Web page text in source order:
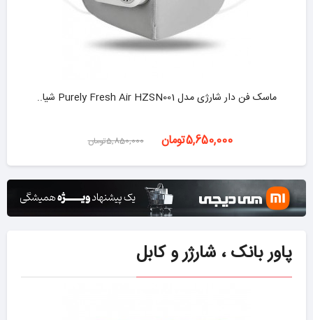
-3% ماسک فن دار شارژی مدل Purely Fresh Air HZSN001 شیا..
5,650,000تومان 5,850,000تومان
پاور بانک ، شارژر و کابل